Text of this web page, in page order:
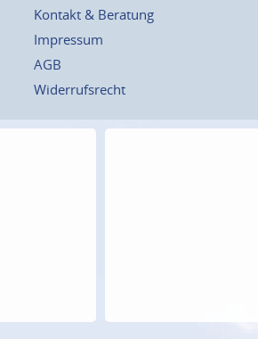
Kontakt & Beratung
Impressum
AGB
Widerrufsrecht